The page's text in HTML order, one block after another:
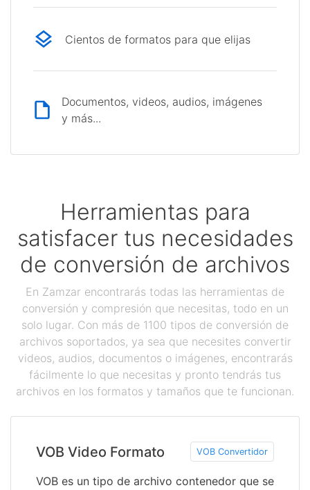
Cientos de formatos para que elijas
Documentos, videos, audios, imágenes
y más...
Herramientas para
satisfacer tus necesidades
de conversión de archivos
En Zamzar encontrarás todas las herramientas de
conversión y compresión que necesitas, todo en un
solo lugar. Con más de 1100 tipos de conversión de
archivos soportados, ya sea que necesites convertir
videos, audios, documentos o imágenes, encontrarás
fácilmente lo que necesitas y pronto tendrás tus
archivos en los formatos y tamaños que te funcionan.
VOB Video Formato VOB Convertidor
VOB es un tipo de archivo contenedor que se